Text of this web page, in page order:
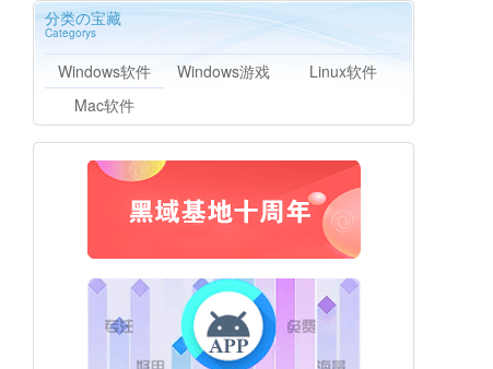
分类の宝藏
Categorys
Windows软件 Windows游戏
Linux软件
Mac软件